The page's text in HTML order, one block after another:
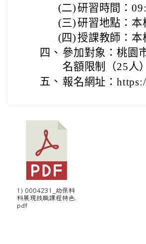
(二)研習時間：
(三)研習地點：本
(四)授課教師：本
四、 參加對象：桃園
名額限制（25人
五、 報名網址：
1) 0004231_幼保科
科展現技職課程特色.
pdf